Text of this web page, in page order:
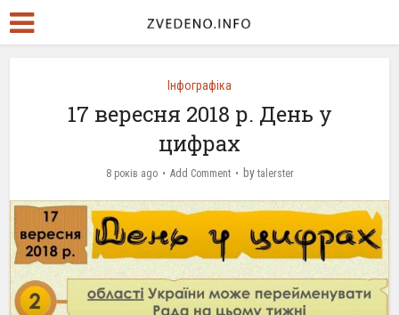
Інфографіка
17 вересня 2018 р. День у
цифрах
8 років ago Add Comment by talerster